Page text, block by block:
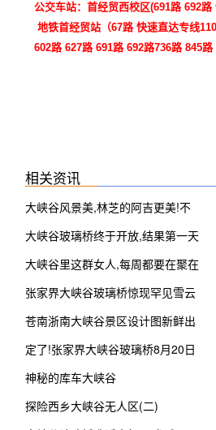
公交车站：首经贸西校区(691路 692
地铁首经贸站（67路 快速直达专线
602路 627路 691路 692路736路 845路
相关资讯
大峡谷风景美,林芝的阿吉更美!不
信你来看看……
大峡谷玻璃桥终于开放,结果第一天
就出了这事!
大峡谷里这群女人,每周都要在聚在
一起搞事情~
张家界大峡谷玻璃桥惊现罕见雪云
海!
苍南浙南大峡谷景区设计图新鲜出
炉!未来要建成这样子…
定了!张家界大峡谷玻璃桥8月20日
开放了!
神秘的库车大峡谷
探险西乡大峡谷无人区(二)